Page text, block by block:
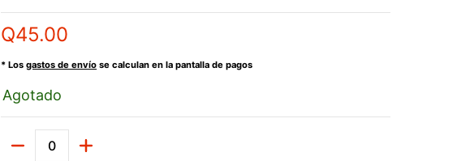
Q45.00
* Losgastos de envío se calculan en la pantalla de pagos
Agotado